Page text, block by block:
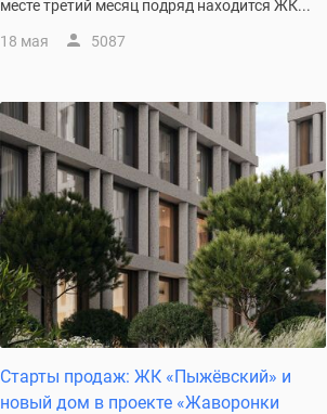
месте третий месяц подряд находится ЖК...
18 мая 5087
Старты продаж: ЖК «Пыжёвский» и
новый дом в проекте «Жаворонки